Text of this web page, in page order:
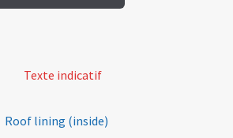
Roof lining (inside)